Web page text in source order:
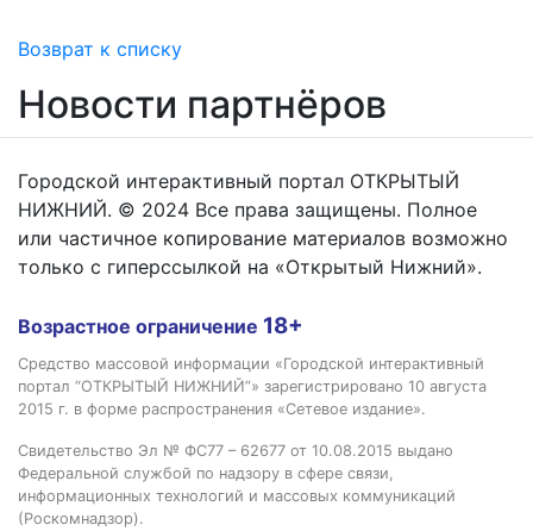
Возврат к списку
Новости партнёров
Городской интерактивный портал ОТКРЫТЫЙ
НИЖНИЙ. © 2024 Все права защищены. Полное
или частичное копирование материалов возможно
только с гиперссылкой на «Открытый Нижний».
Возрастное ограничение 18+
Средство массовой информации «Городской интерактивный
портал “ОТКРЫТЫЙ НИЖНИЙ”» зарегистрировано 10 августа
2015 г. в форме распространения «Сетевое издание».
Свидетельство Эл № ФС77 – 62677 от 10.08.2015 выдано
Федеральной службой по надзору в сфере связи,
информационных технологий и массовых коммуникаций
(Роскомнадзор).